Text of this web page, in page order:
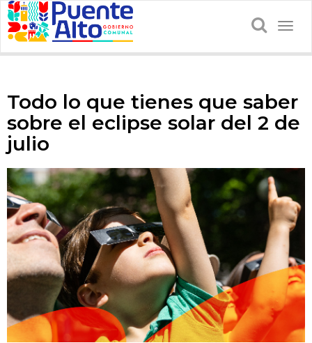
Todo lo que tienes que saber
sobre el eclipse solar del 2 de
julio